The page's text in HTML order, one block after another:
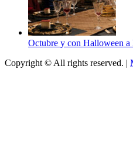
Octubre y con Halloween a
Copyright © All rights reserved. |